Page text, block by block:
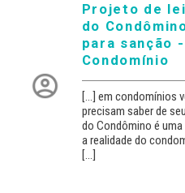
Projeto de
do
para sanção
Condomínio
[…] em condomínios
precisam saber de
do Condômino é
a realidade do
[…]